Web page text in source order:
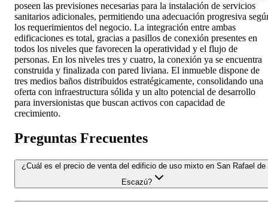
poseen las previsiones necesarias para la instalación de servicios
sanitarios adicionales, permitiendo una adecuación progresiva
los requerimientos del negocio. La integración entre ambas
edificaciones es total, gracias a pasillos de conexión presentes en
todos los niveles que favorecen la operatividad y el flujo de
personas. En los niveles tres y cuatro, la conexión ya se encuentra
construida y finalizada con pared liviana. El inmueble dispone de
tres medios baños distribuidos estratégicamente, consolidando una
oferta con infraestructura sólida y un alto potencial de desarrollo
para inversionistas que buscan activos con capacidad de
crecimiento.
Preguntas Frecuentes
¿Cuál es el precio de venta del edificio de uso mixto en San Rafael de
Escazú?